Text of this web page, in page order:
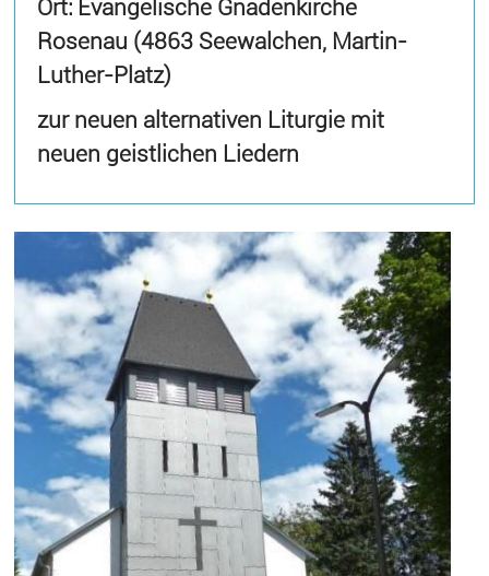
Ort: Evangelische Gnadenkirche
Rosenau (4863 Seewalchen, Martin-
Luther-Platz)
zur neuen alternativen Liturgie mit
neuen geistlichen Liedern